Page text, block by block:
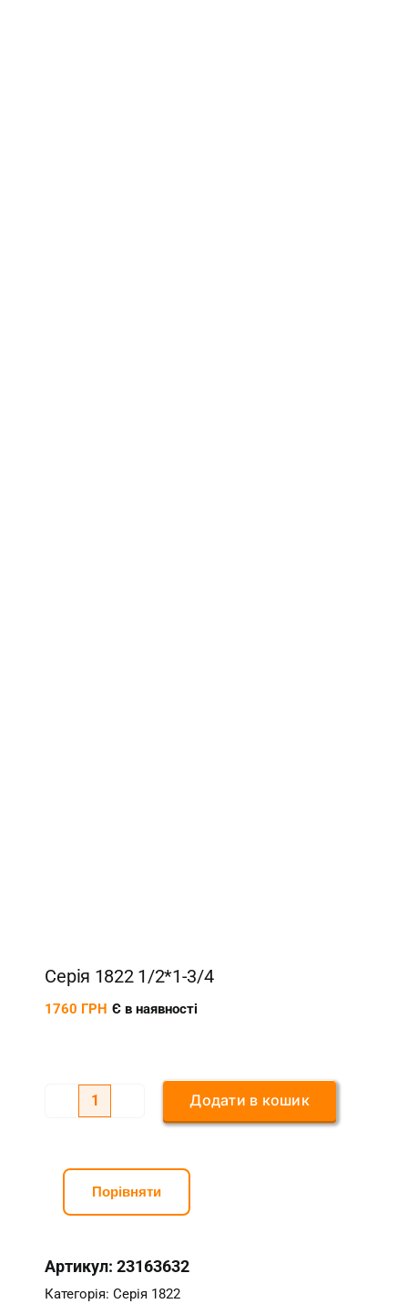
Серія 1822 1/2*1-3/4
1760 ГРН Є в наявності
3/4
кількість
Додати в кошик
Порівняти
Артикул:23163632
Категорія:Серія 1822